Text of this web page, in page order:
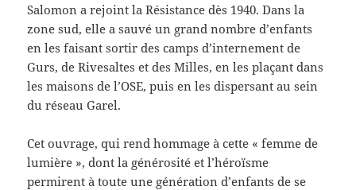
Salomon a rejoint la Résistance dès 1940. Dans la
zone sud, elle a sauvé un grand nombre d’enfants
en les faisant sortir des camps d’internement de
Gurs, de Rivesaltes et des Milles, en les plaçant dans
les maisons de l’OSE, puis en les dispersant au sein
du réseau Garel.
Cet ouvrage, qui rend hommage à cette « femme de
lumière », dont la générosité et l’héroïsme
permirent à toute une génération d’enfants de se